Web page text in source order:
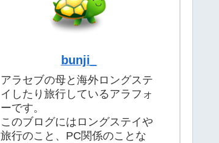
bunji_
アラセブの母と海外ロングステ
イしたり旅行しているアラフォ
ーです。
このブログにはロングステイや
旅行のこと、PC関係のことな